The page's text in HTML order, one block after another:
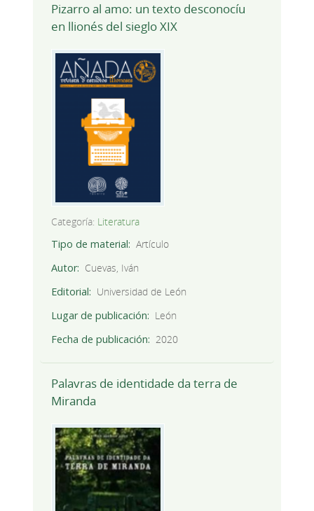
Pizarro al amo: un texto desconocíu
en llionés del sieglo XIX
Categoría: Literatura
Tipo de material
Artículo
Autor
Cuevas, Iván
Editorial
Universidad de León
Lugar de publicación
León
Fecha de publicación
2020
Palavras de identidade da terra de
Miranda